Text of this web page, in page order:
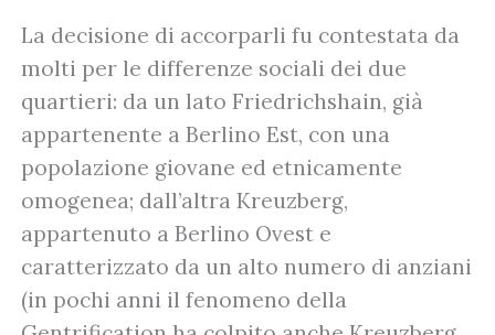
La decisione di accorparli fu contestata da
molti per le differenze sociali dei due
quartieri: da un lato Friedrichshain, già
appartenente a Berlino Est, con una
popolazione giovane ed etnicamente
omogenea; dall’altra Kreuzberg,
appartenuto a Berlino Ovest e
caratterizzato da un alto numero di anziani
(in pochi anni il fenomeno della